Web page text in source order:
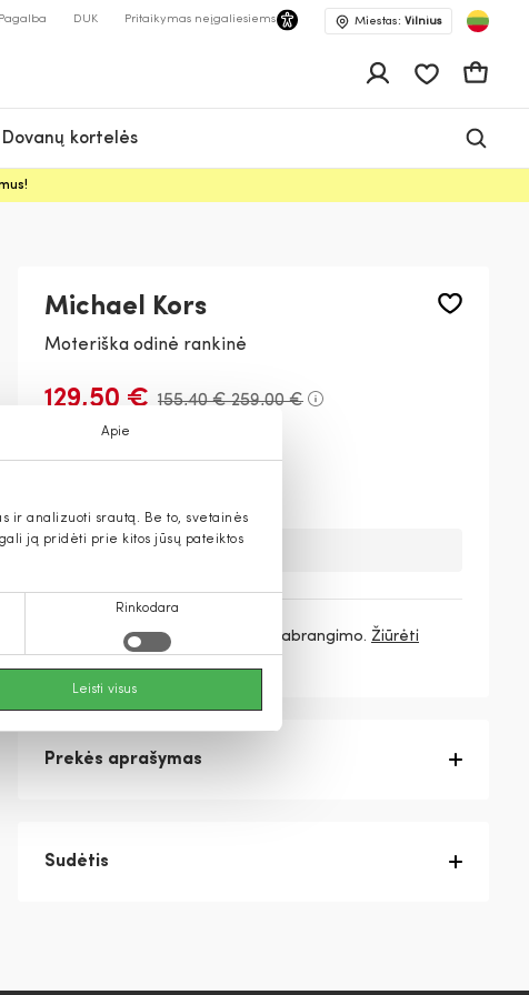
Apie
ir analizuoti srautą. Be to, svetainės
ją pridėti prie kitos jūsų pateiktos
Rinkodara
Leisti visus
Pagalba DUK Pritaikymas neįgaliesiems Miestas: Vilnius
Pageidavimų
Dovanų kortelės
Michael Kors
Moteriška odinė rankinė
129,50 € 155,40 €259,00 €
Deja, šios prekės nebeturime.
3 mokėjimai43,17 € / mėn. be pabrangimo. Žiūrėti
daugiau
Prekės aprašymas
Sudėtis